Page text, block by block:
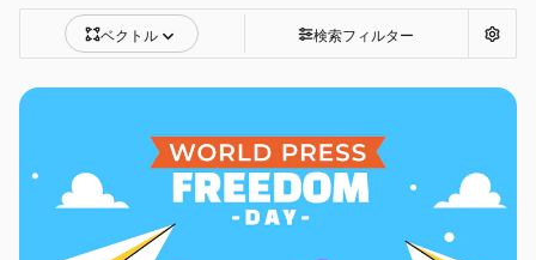
ベクトル 検索フィルター